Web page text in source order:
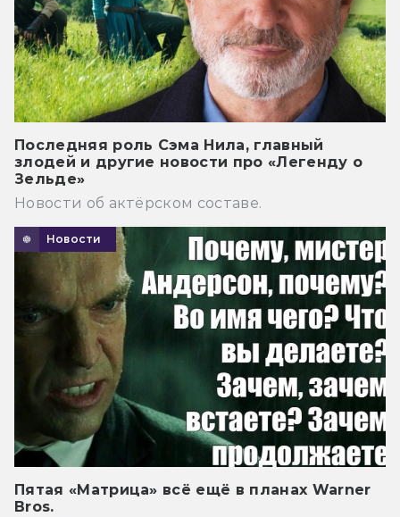
Последняя роль Сэма Нила, главный
злодей и другие новости про «Легенду о
Зельде»
Новости об актёрском составе.
Новости
Пятая «Матрица» всё ещё в планах Warner
Bros.